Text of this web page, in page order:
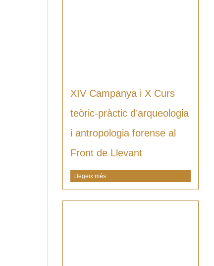
XIV Campanya i X Curs
teòric-pràctic d’arqueologia
i antropologia forense al
Front de Llevant
Llegeix més